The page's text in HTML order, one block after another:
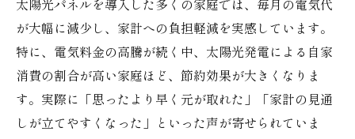
太陽光パネルを導入した多くの家庭では、毎月の電気代
が大幅に減少し、家計への負担軽減を実感しています。
特に、電気料金の高騰が続く中、太陽光発電による自家
消費の割合が高い家庭ほど、節約効果が大きくなりま
す。実際に「思ったより早く元が取れた」「家計の見通
しが立てやすくなった」といった声が寄せられていま